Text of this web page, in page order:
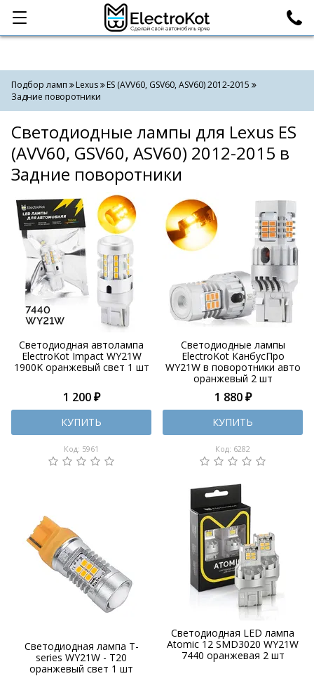
Категории Поиск
Подбор ламп Lexus
ES (AVV60, GSV60, ASV60) 2012-2015
Задние поворотники
Светодиодные лампы для Lexus ES
(AVV60, GSV60, ASV60) 2012-2015 в
Задние поворотники
Светодиодная автолампа
ElectroKot Impact WY21W
1900K оранжевый свет 1 шт
1 200 ₽
КУПИТЬ
Код: 5961
Cветодиодные лампы
ElectroKot КанбусПро
WY21W в поворотники авто
оранжевый 2 шт
1 880 ₽
КУПИТЬ
Код: 6282
Светодиодная лампа T-
series WY21W - T20
оранжевый свет 1 шт
Светодиодная LED лампа
Atomic 12 SMD3020 WY21W
7440 оранжевая 2 шт